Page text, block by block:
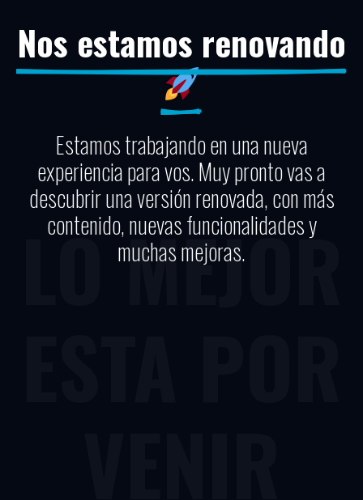
Nos estamos renovando
Estamos trabajando en una nueva
experiencia para vos. Muy pronto vas a
descubrir una versión renovada, con más
contenido, nuevas funcionalidades y
muchas mejoras.
LO MEJOR